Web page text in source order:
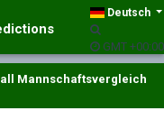
Deutsch
GMT +00:00
Mannschaftsvergleich